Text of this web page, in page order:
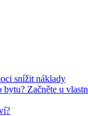
snížit náklady
Začněte u